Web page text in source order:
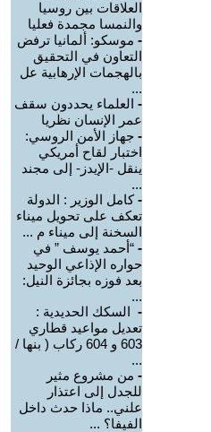
العلاقات بين روسيا
والنمسا مجمدة فعليا
- موسكو: ألمانيا ترفض
التعاون في التحقيق
بالهجمات الإرهابية عل
...
- العلماء يحددون سقف
عمر الإنسان نظريا
- جهاز الأمن الروسي:
اختبار لقاح أمريكي
ينقل -الإيدز- إلى مجند
...
-كامل الوزير : الدولة
تعكف على تحويل ميناء
السخنة إلى ميناء م ...
- “أحمد يوسف ” في
حواره الإذاعي الوحيد
بعد فوزه بجائزة النيل:
...
- السكك الحديدية :
تعديل مواعيد قطاري
603 و 604 ركاب ( بنها /
...
- من مشروع مثير
للجدل إلى اعتذار
علني.. ماذا حدث داخل
الفيفا؟ ...